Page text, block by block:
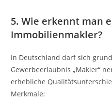
5. Wie erkennt man
Immobilienmakler?
In Deutschland darf sich
Gewerbeerlaubnis „Makler“
erhebliche
Merkmale: